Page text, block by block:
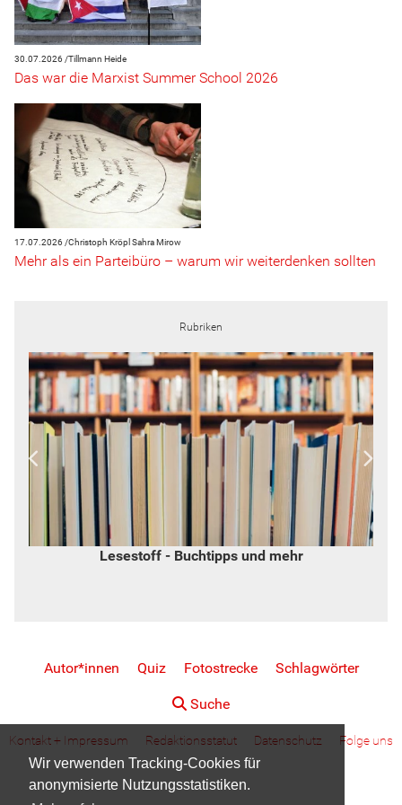
Wir verwenden Tracking-Cookies für
anonymisierte Nutzungsstatistiken.
30.07.2026 /Tillmann Heide
Das war die Marxist Summer School 2026
17.07.2026 /Christoph Kröpl Sahra Mirow
Mehr als ein Parteibüro – warum wir weiterdenken sollten
Rubriken
Lesestoff - Buchtipps und mehr
Autor*innen Quiz Fotostrecke Schlagwörter
Suche
Kontakt + Impressum Redaktionsstatut Datenschutz Folge uns